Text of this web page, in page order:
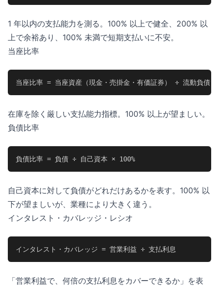
1 年以内の支払能力を測る。100% 以上で健全、200% 以
上で余裕あり、100% 未満で短期支払いに不安。
当座比率
当座比率 = 当座資産（現金・売掛金・有価証券） ÷ 流動負債 ×
在庫を除く厳しい支払能力指標。100% 以上が望ましい。
負債比率
負債比率 = 負債 ÷ 自己資本 × 100%
自己資本に対して負債がどれだけあるかを表す。100% 以
下が望ましいが、業種により大きく違う。
インタレスト・カバレッジ・レシオ
インタレスト・カバレッジ = 営業利益 ÷ 支払利息
「営業利益で、何倍の支払利息をカバーできるか」を表